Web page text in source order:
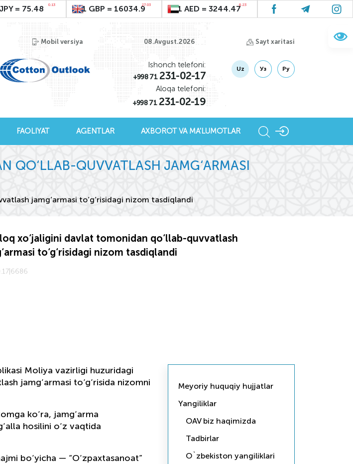
= 75.48 0.13 1 GBP = 16034.927.03 1 AED = 3244.478.23
Mobil versiya 08.Avgust.2026 Sayt xaritasi
Ishonch telefoni:
+998 71231-02-17
Aloqa telefoni:
+998 71231-02-19
Uz Уз Ру
FAOLIYAT AGENTLAR AXBOROT VA MA'LUMOTLAR
QO‘LLAB-QUVVATLASH JAMG‘ARMASI
jamg‘armasi to‘g‘risidagi nizom tasdiqlandi
xo‘jaligini davlat tomonidan qo‘llab-quvvatlash
to‘g‘risidagi nizom tasdiqlandi
6686
Moliya vazirligi huzuridagi
jamg‘armasi to‘g‘risida nizomni
ko‘ra, jamg‘arma
hosilini o‘z vaqtida
bo‘yicha — “O‘zpaxtasanoat”
Meyoriy huquqiy hujjatlar
Yangiliklar
OAV biz haqimizda
Tadbirlar
O`zbekiston yangiliklari